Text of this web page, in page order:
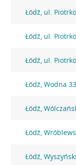
Łódź, ul.
Łódź, ul.
Łódź, ul.
Łódź, Wodna
Łódź,
Łódź,
Łódź,